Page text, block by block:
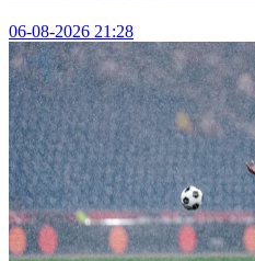
06-08-2026 21:28